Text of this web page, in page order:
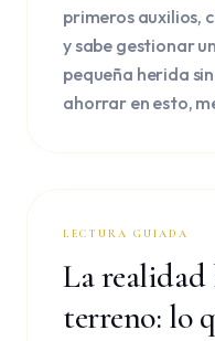
primeros auxilios,
y sabe gestionar
pequeña herida
ahorrar en esto,
LECTURA GUIADA
La
terreno: lo